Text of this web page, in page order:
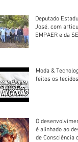
Deputado
José, com
EMPAER e da
Moda &
feitos os
O
é alinhado ao
de Consciência